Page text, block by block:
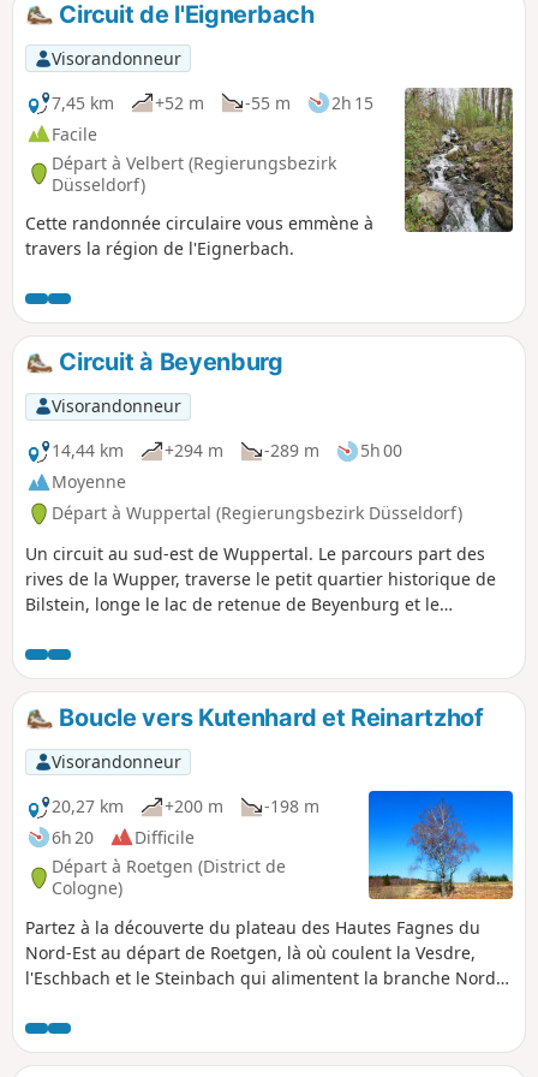
Circuit de l'Eignerbach
Visorandonneur
7,45 km
+52 m -55 m
2h 15
Facile
Départ à Velbert (Regierungsbezirk
Düsseldorf)
Cette randonnée circulaire vous emmène à
travers la région de l'Eignerbach.
Circuit à Beyenburg
Visorandonneur
14,44 km
+294 m -289 m
5h 00
Moyenne
Départ à Wuppertal (Regierungsbezirk Düsseldorf)
Un circuit au sud-est de Wuppertal. Le parcours part des
rives de la Wupper, traverse le petit quartier historique de
Bilstein, longe le lac de retenue de Beyenburg et le
passe par Hillringhausen, presque jusqu’à Königsfeld, puis
longe Winterberg près d’Ennepetal avant de revenir au
point de départ. Attention ! La fin du parcours a entre-
temps changé. Voir les commentaires.
Boucle vers Kutenhard et Reinartzhof
Visorandonneur
20,27 km
+200 m
-198 m
6h 20
Difficile
Départ à Roetgen (District de
Cologne)
Partez à la découverte du plateau des Hautes Fagnes du
Nord-Est au départ de Roetgen, là où coulent la Vesdre,
l'Eschbach et le Steinbach qui alimentent la branche Nord
centrale hydro-électrique. Kutenhard est la zone fagnarde
où se forme l'Eschbach. Le Steinbach, affluent de l'Eschbach